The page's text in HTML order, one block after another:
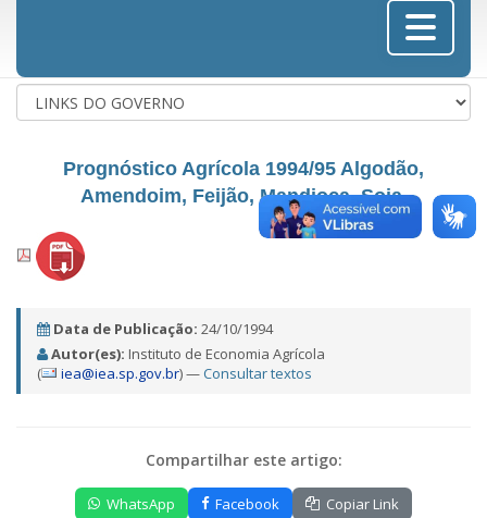
Menu
Prognóstico Agrícola 1994/95 Algodão,
Amendoim, Feijão, Mandioca, Soja.
Data de Publicação: 24/10/1994
Autor(es): Instituto de Economia Agrícola
(
iea@iea.sp.gov.br) —Consultar textos
Compartilhar este artigo:
WhatsApp Facebook Copiar Link